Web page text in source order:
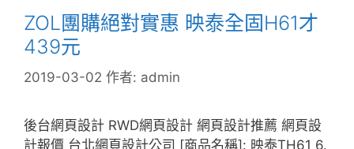
ZOL團購絕對實惠 映泰全固H61才
439元
2019-03-02 作者: admin
後台網頁設計 RWD網頁設計 網頁設計推薦 網頁設
計報價 台北網頁設計公司 [商品名稱]: 映泰TH61 6.